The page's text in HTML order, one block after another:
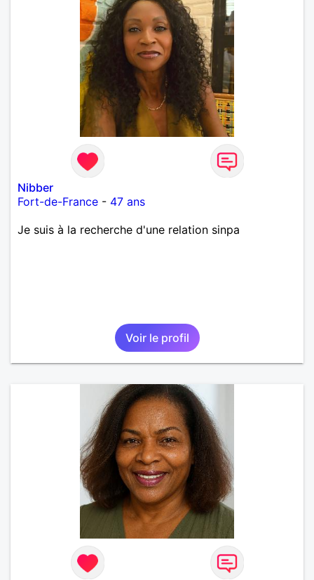
Nibber
Fort-de-France - 47 ans
Je suis à la recherche d'une relation sinpa
Voir le profil